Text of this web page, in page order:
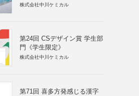
株式会社中川ケミカル
第24回 CSデザイン賞 学生部
門《学生限定》
株式会社中川ケミカル
第71回 喜多方発感じる漢字